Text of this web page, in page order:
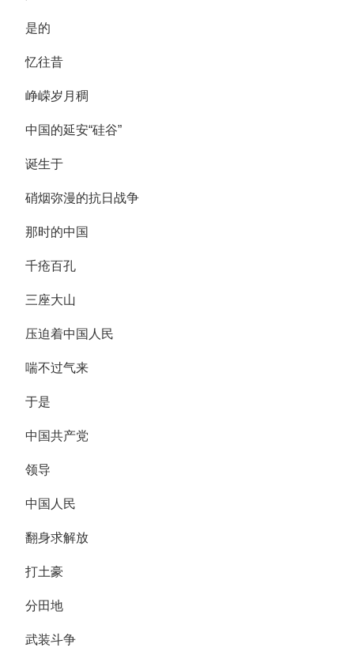
是的
忆往昔
峥嵘岁月稠
中国的延安“硅谷”
诞生于
硝烟弥漫的抗日战争
那时的中国
千疮百孔
三座大山
压迫着中国人民
喘不过气来
于是
中国共产党
领导
中国人民
翻身求解放
打土豪
分田地
武装斗争